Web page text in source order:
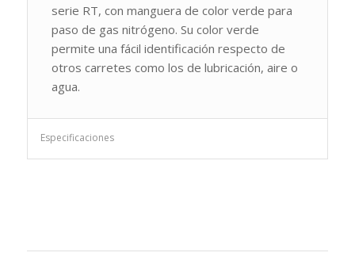
serie RT, con manguera de color verde para
paso de gas nitrógeno. Su color verde
permite una fácil identificación respecto de
otros carretes como los de lubricación, aire o
agua.
Especificaciones